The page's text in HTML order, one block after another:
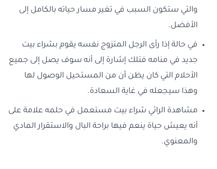
والتي ستكون السبب في تغير مسار حياته بالكامل إلى
الأفضل.
في حالة إذا رأى الرجل المتزوج نفسه يقوم بشراء بيت
جديد في منامه فتلك إشارة إلى أنه سوف يصل إلى جميع
الأحلام التي كان يظن أن من المستحيل الوصول لها
وهذا سيجعله في غاية السعادة.
مشاهدة الرائي شراء بيت مستعمل في حلمه علامة على
أنه يعيش حياة ينعم فيها براحة البال والاستقرار المادي
والمعنوي.